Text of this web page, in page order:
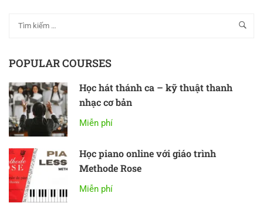
POPULAR COURSES
Học hát thánh ca – kỹ thuật thanh
nhạc cơ bản
Miễn phí
Học piano online với giáo trình
Methode Rose
Miễn phí